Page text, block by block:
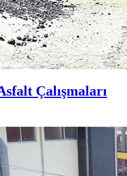
Çalışmaları